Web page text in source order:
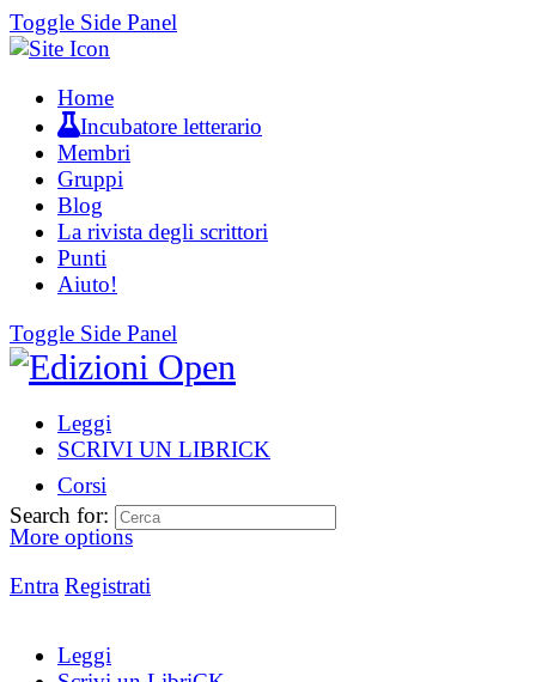
Toggle Side Panel
Home
Incubatore letterario
Membri
Gruppi
Blog
La rivista degli scrittori
Punti
Aiuto!
Toggle Side Panel
Leggi
SCRIVI UN LIBRICK
Corsi
More options
Entra Registrati
Search for:
Leggi